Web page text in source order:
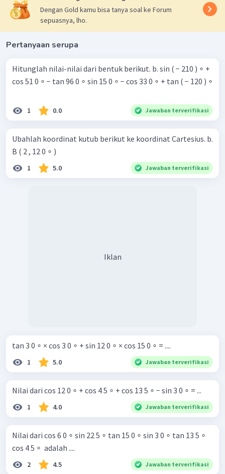
Dengan Gold kamu bisa tanya soal ke Forum
sepuasnya, lho.
Pertanyaan serupa
Hitunglah nilai-nilai dari bentuk berikut. b. sin ( − 210 ) ∘ +
cos 51 0 ∘ − tan 96 0 ∘ sin 15 0 ∘ − cos 33 0 ∘ + tan ( − 120 ) ∘
1 0.0 Jawaban terverifikasi
Ubahlah koordinat kutub berikut ke koordinat Cartesius. b.
B ( 2 , 12 0 ∘ )
1 5.0 Jawaban terverifikasi
Iklan
tan 3 0 ∘ × cos 3 0 ∘ + sin 12 0 ∘ × cos 15 0 ∘ = ....
1 5.0 Jawaban terverifikasi
Nilai dari cos 12 0 ∘ + cos 4 5 ∘ + cos 13 5 ∘ − sin 3 0 ∘ = ...
1 4.0 Jawaban terverifikasi
Nilai dari cos 6 0 ∘ sin 22 5 ∘ tan 15 0 ∘ sin 3 0 ∘ tan 13 5 ∘
cos 4 5 ∘ ​ adalah ....
2 4.5 Jawaban terverifikasi